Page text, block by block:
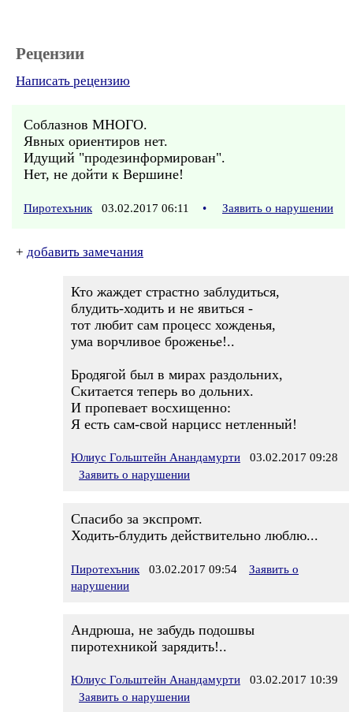
Рецензии
Написать рецензию
Соблазнов МНОГО.
Явных ориентиров нет.
Идущий "продезинформирован".
Нет, не дойти к Вершине!
Пиротехъник 03.02.2017 06:11 • Заявить о нарушении
+ добавить замечания
Кто жаждет страстно заблудиться,
блудить-ходить и не явиться -
тот любит сам процесс хожденья,
ума ворчливое броженье!..
Бродягой был в мирах раздольних,
Скитается теперь во дольних.
И пропевает восхищенно:
Я есть сам-свой нарцисс нетленный!
Юлиус Гольштейн Анандамурти 03.02.2017 09:28
Заявить о нарушении
Спасибо за экспромт.
Ходить-блудить действительно люблю...
Пиротехъник 03.02.2017 09:54
Заявить о
нарушении
Андрюша, не забудь подошвы
пиротехникой зарядить!..
Юлиус Гольштейн Анандамурти 03.02.2017 10:39
Заявить о нарушении